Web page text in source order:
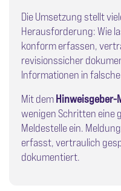
Die Umsetzung stellt
Herausforderung: Wie
konform erfassen,
revisionssicher
Informationen in
Mit demHinweisgeber-
wenigen Schritten eine
Meldestelle ein.
erfasst, vertraulich
dokumentiert.